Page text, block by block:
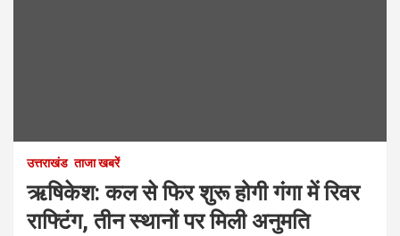
उत्तराखंड ताजा खबरें
ऋषिकेश: कल से फिर शुरू होगी गंगा में रिवर
राफ्टिंग, तीन स्थानों पर मिली अनुमति